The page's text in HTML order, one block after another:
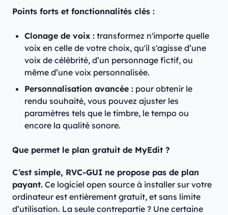
Points forts et fonctionnalités clés :
Clonage de voix : transformez n'importe quelle
voix en celle de votre choix, qu'il s'agisse d’une
voix de célébrité, d’un personnage fictif, ou
même d’une voix personnalisée.​
Personnalisation avancée : pour obtenir le
rendu souhaité, vous pouvez ajuster les
paramètres tels que le timbre, le tempo ou
encore la qualité sonore.
Que permet le plan gratuit de MyEdit ?
C’est simple, RVC-GUI ne propose pas de plan
payant. Ce logiciel open source à installer sur votre
ordinateur est entièrement gratuit, et sans limite
d’utilisation. La seule contrepartie ? Une certaine